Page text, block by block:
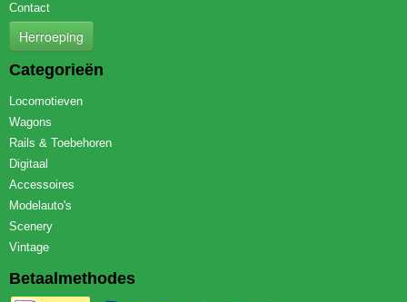
Contact
Herroeping
Categorieën
Locomotieven
Wagons
Rails & Toebehoren
Digitaal
Accessoires
Modelauto's
Scenery
Vintage
Betaalmethodes